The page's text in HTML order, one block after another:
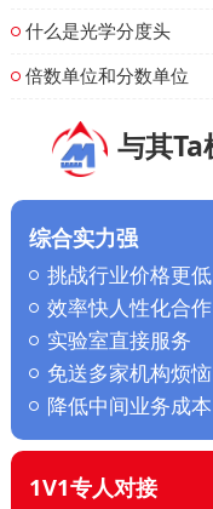
什么是光学分度头
倍数单位和分数单位
与其
综合实力强
挑战行业价格更低
效率快人性化合作
实验室直接服务
免送多家机构烦恼
降低中间业务成本
1V1专人对接